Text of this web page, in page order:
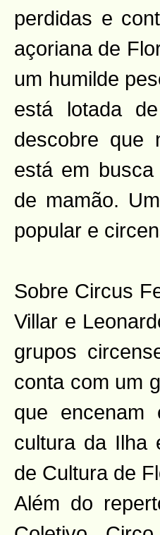
perdidas e
açoriana de
um humilde
está lotada
descobre que
está em
de mamão.
popular e
Sobre Circus
Villar e
grupos
conta com um
que encenam
cultura da Ilha
de Cultura de
Além do